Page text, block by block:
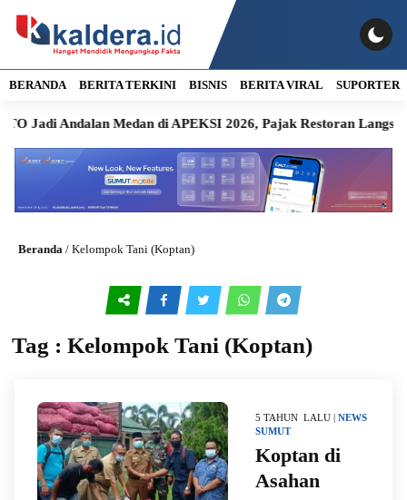
BERANDA BERITA TERKINI BISNIS BERITA VIRAL SUPORTER
Jadi Andalan Medan di APEKSI 2026, Pajak Restoran
Beranda / Kelompok Tani (Koptan)
Tag : Kelompok Tani (Koptan)
5 TAHUN LALU | NEWS
SUMUT
Koptan di
Asahan